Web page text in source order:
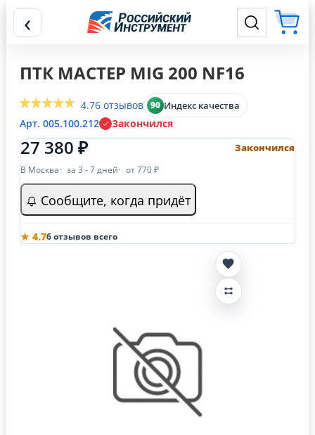
‹
ПТК МАСТЕР MIG 200 NF16
4.76 отзывов 90 Индекс качества
Арт. 005.100.212 Закончился
27 380 ₽ Закончился
В Москва за 3 - 7 дней от 770 ₽
Сообщите, когда придёт
★ 4.76 отзывов всего